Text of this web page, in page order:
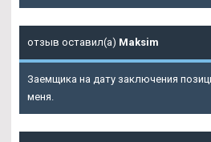
отзыв оставил(а) Maksim
Заемщика на дату заключения
меня.